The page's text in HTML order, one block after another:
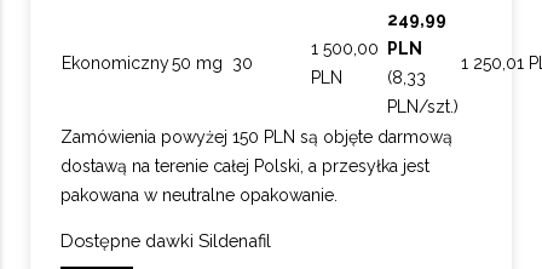
Ekonomiczny50 mg 30
1 500,00
PLN
249,99
PLN
(8,33
PLN/szt.)
1 250,01
Zamówienia powyżej 150 PLN są objęte darmową
dostawą na terenie całej Polski, a przesyłka jest
pakowana w neutralne opakowanie.
Dostępne dawki Sildenafil